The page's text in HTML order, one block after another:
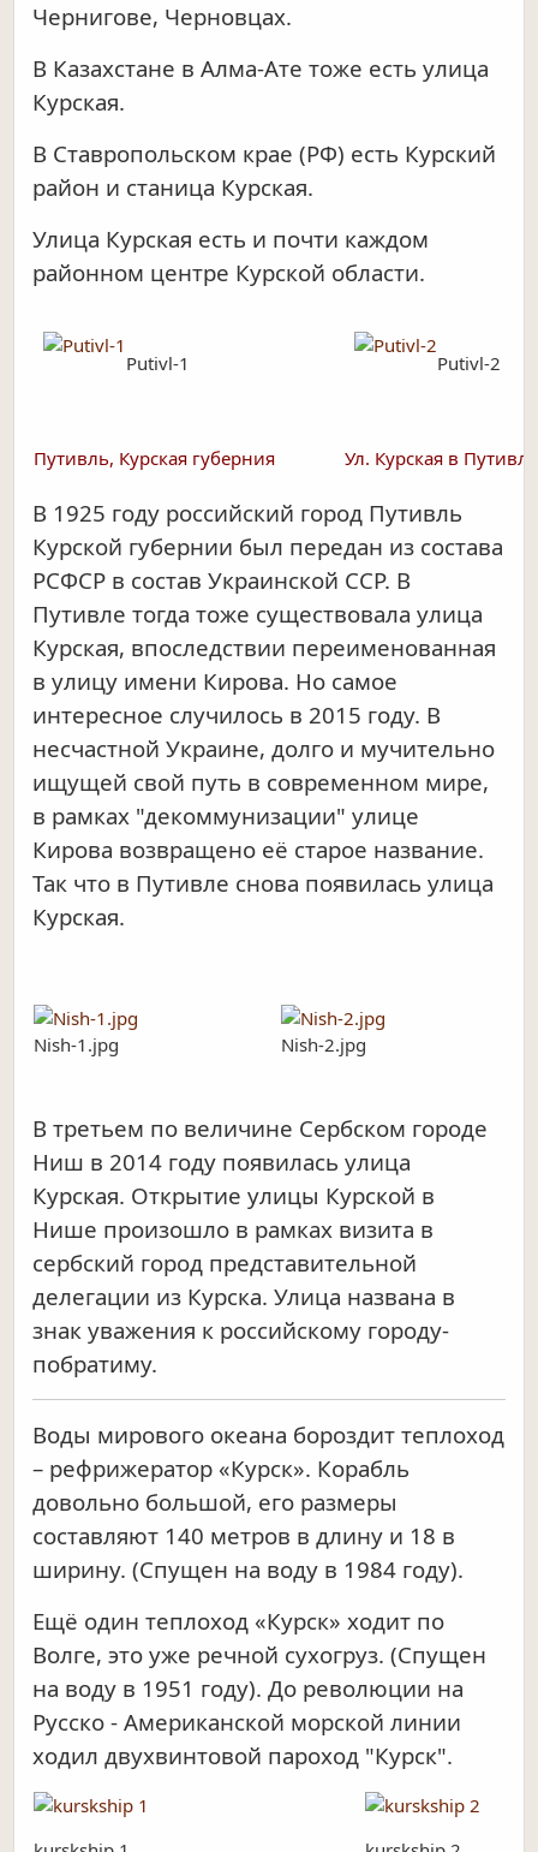
Чернигове, Черновцах.
В Казахстане в Алма-Ате тоже есть улица
Курская.
В Ставропольском крае (РФ) есть Курский
район и станица Курская.
Улица Курская есть и почти каждом
районном центре Курской области.
Putivl-1 Putivl-2
Путивль, Курская губерния Ул. Курская в Путивле
В 1925 году российский город Путивль
Курской губернии был передан из состава
РСФСР в состав Украинской ССР. В
Путивле тогда тоже существовала улица
Курская, впоследствии переименованная
в улицу имени Кирова. Но самое
интересное случилось в 2015 году. В
несчастной Украине, долго и мучительно
ищущей свой путь в современном мире,
в рамках "декоммунизации" улице
Кирова возвращено её старое название.
Так что в Путивле снова появилась улица
Курская.
Nish-1.jpg Nish-2.jpg
В третьем по величине Сербском городе
Ниш в 2014 году появилась улица
Курская. Открытие улицы Курской в
Нише произошло в рамках визита в
сербский город представительной
делегации из Курска. Улица названа в
знак уважения к российскому городу-
побратиму.
Воды мирового океана бороздит теплоход
– рефрижератор «Курск». Корабль
довольно большой, его размеры
составляют 140 метров в длину и 18 в
ширину. (Спущен на воду в 1984 году).
Ещё один теплоход «Курск» ходит по
Волге, это уже речной сухогруз. (Спущен
на воду в 1951 году). До революции на
Русско - Американской морской линии
ходил двухвинтовой пароход "Курск".